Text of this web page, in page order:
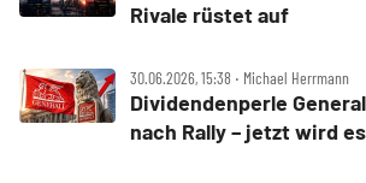
Rivale rüstet auf
30.06.2026, 15:38 ‧ Michael Herrmann
Dividendenperle
nach Rally – jetzt wird